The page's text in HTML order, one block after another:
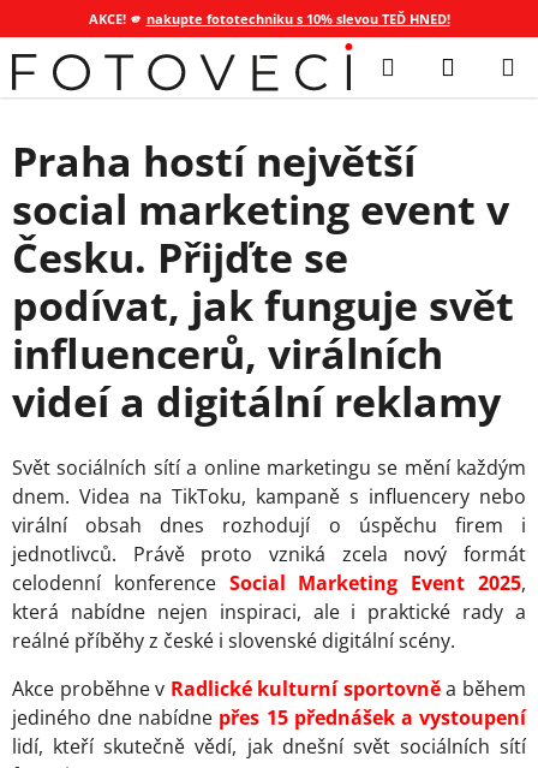
AKCE! 🫵 nakupte fototechniku s 10% slevou TEĎ HNED!
Přejít
na
obsah
Hledat
KOŠÍK
Praha hostí největší
social marketing event v
Česku. Přijďte se
podívat, jak funguje svět
influencerů, virálních
videí a digitální reklamy
Svět sociálních sítí a online marketingu se mění každým
dnem. Videa na TikToku, kampaně s influencery nebo
virální obsah dnes rozhodují o úspěchu firem i
jednotlivců. Právě proto vzniká zcela nový formát
celodenní konference Social Marketing Event 2025,
která nabídne nejen inspiraci, ale i praktické rady a
reálné příběhy z české i slovenské digitální scény.
Akce proběhne v Radlické kulturní sportovněa během
jediného dne nabídne přes 15 přednášek a vystoupení
lidí, kteří skutečně vědí, jak dnešní svět sociálních sítí